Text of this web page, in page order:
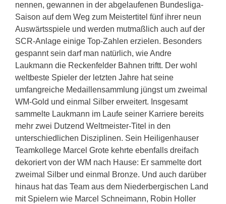
nennen, gewannen in der abgelaufenen Bundesliga-
Saison auf dem Weg zum Meistertitel fünf ihrer neun
Auswärtsspiele und werden mutmaßlich auch auf der
SCR-Anlage einige Top-Zahlen erzielen. Besonders
gespannt sein darf man natürlich, wie Andre
Laukmann die Reckenfelder Bahnen triftt. Der wohl
weltbeste Spieler der letzten Jahre hat seine
umfangreiche Medaillensammlung jüngst um zweimal
WM-Gold und einmal Silber erweitert. Insgesamt
sammelte Laukmann im Laufe seiner Karriere bereits
mehr zwei Dutzend Weltmeister-Titel in den
unterschiedlichen Disziplinen. Sein Heiligenhauser
Teamkollege Marcel Grote kehrte ebenfalls dreifach
dekoriert von der WM nach Hause: Er sammelte dort
zweimal Silber und einmal Bronze. Und auch darüber
hinaus hat das Team aus dem Niederbergischen Land
mit Spielern wie Marcel Schneimann, Robin Holler